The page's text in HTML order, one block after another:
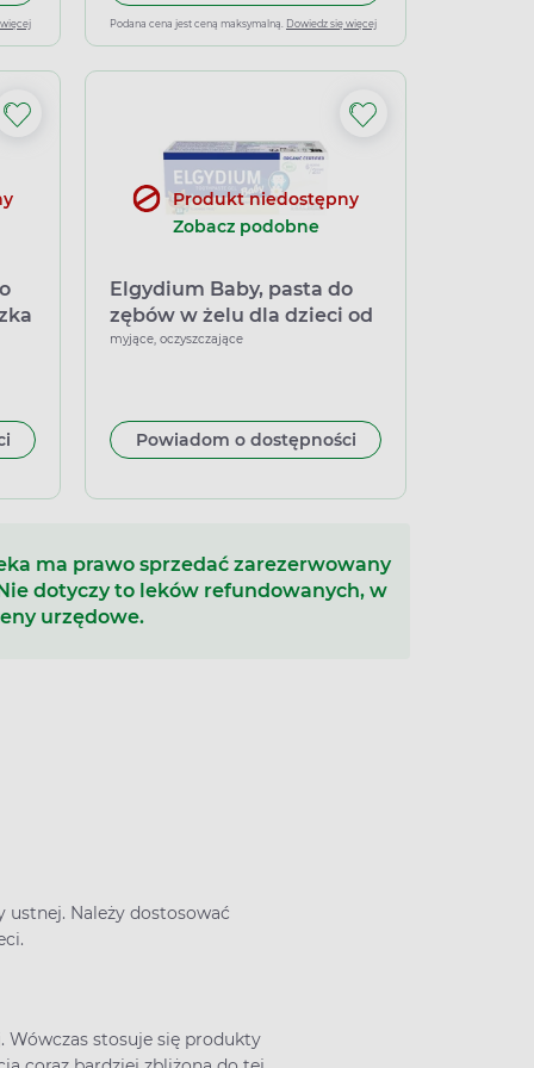
Podana cena jest ceną maksymalną. Dowiedz się więcej
ml
Produkt niedostępny
Zobacz podobne
Elgydium Baby, pasta do
zębów w żelu dla dzieci od
6 miesięcy do 2 lat, 30 ml
myjące, oczyszczające
Powiadom o dostępności
ma prawo sprzedać zarezerwowany
dotyczy to leków refundowanych, w
urzędowe.
Należy dostosować
Wówczas stosuje się produkty